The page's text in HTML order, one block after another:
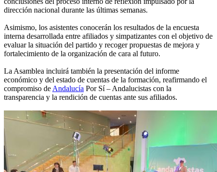
dirección nacional durante las últimas semanas.
Asimismo, los asistentes conocerán los resultados de la encuesta
interna desarrollada entre afiliados y simpatizantes con el objetivo de
evaluar la situación del partido y recoger propuestas de mejora y
fortalecimiento de la organización de cara al futuro.
La Asamblea incluirá también la presentación del informe
económico y del estado de cuentas de la formación, reafirmando el
compromiso de Andalucía Por Sí – Andalucistas con la
transparencia y la rendición de cuentas ante sus afiliados.